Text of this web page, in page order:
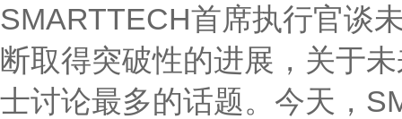
SMARTTECH首席执行官谈
断取得突破性的进展，关于
士讨论最多的话题。今天，